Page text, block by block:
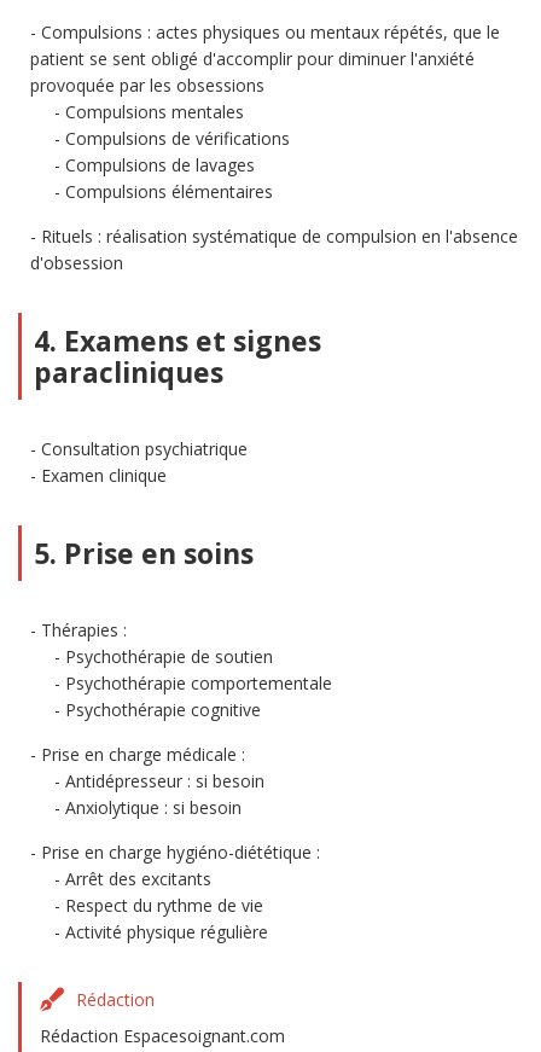
Compulsions : actes physiques ou mentaux répétés, que le
patient se sent obligé d'accomplir pour diminuer l'anxiété
provoquée par les obsessions
Compulsions mentales
Compulsions de vérifications
Compulsions de lavages
Compulsions élémentaires
Rituels : réalisation systématique de compulsion en l'absence
d'obsession
4. Examens et signes
paracliniques
Consultation psychiatrique
Examen clinique
5. Prise en soins
Thérapies :
Psychothérapie de soutien
Psychothérapie comportementale
Psychothérapie cognitive
Prise en charge médicale :
Antidépresseur : si besoin
Anxiolytique : si besoin
Prise en charge hygiéno-diététique :
Arrêt des excitants
Respect du rythme de vie
Activité physique régulière
Rédaction
Rédaction Espacesoignant.com